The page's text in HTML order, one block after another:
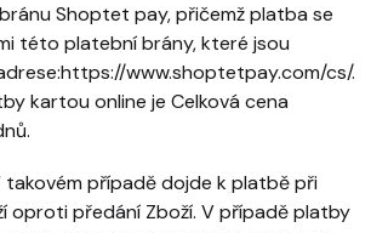
Shoptet pay, přičemž platba se
této platební brány, které jsou
www.shoptetpay.com/cs/.
kartou online je Celková cena
takovém případě dojde k platbě při
oproti předání Zboží. V případě platby